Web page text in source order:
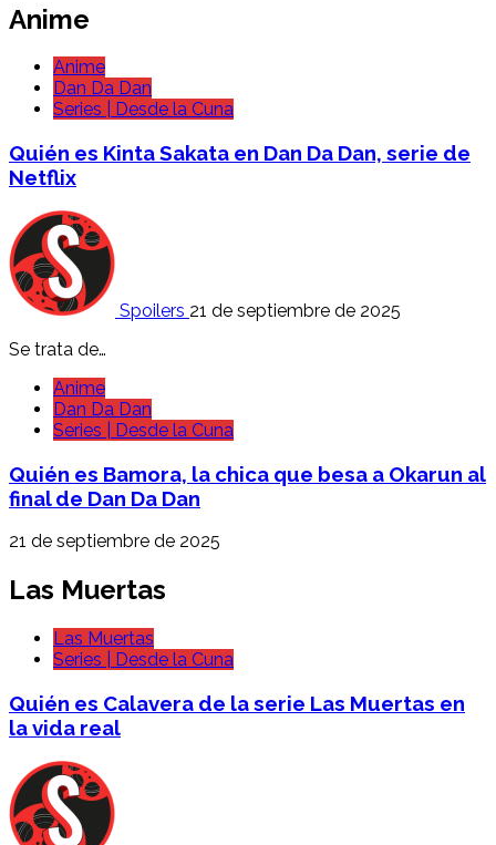
Anime
Anime
Dan Da Dan
Series | Desde la Cuna
Quién es Kinta Sakata en Dan Da Dan, serie de
Netflix
Spoilers 21 de septiembre de 2025
Se trata de…
Anime
Dan Da Dan
Series | Desde la Cuna
Quién es Bamora, la chica que besa a Okarun al
final de Dan Da Dan
21 de septiembre de 2025
Las Muertas
Las Muertas
Series | Desde la Cuna
Quién es Calavera de la serie Las Muertas en
la vida real